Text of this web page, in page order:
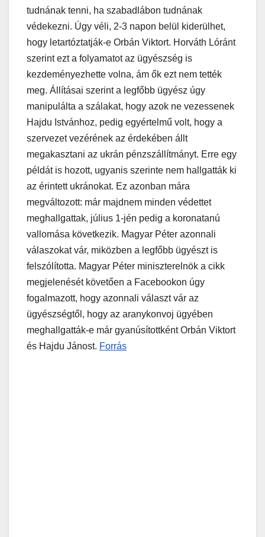
tudnának tenni, ha szabadlábon tudnának
védekezni. Úgy véli, 2-3 napon belül kiderülhet,
hogy letartóztatják-e Orbán Viktort. Horváth Lóránt
szerint ezt a folyamatot az ügyészség is
kezdeményezhette volna, ám ők ezt nem tették
meg. Állításai szerint a legfőbb ügyész úgy
manipulálta a szálakat, hogy azok ne vezessenek
Hajdu Istvánhoz, pedig egyértelmű volt, hogy a
szervezet vezérének az érdekében állt
megakasztani az ukrán pénzszállítmányt. Erre egy
példát is hozott, ugyanis szerinte nem hallgatták ki
az érintett ukránokat. Ez azonban mára
megváltozott: már majdnem minden védettet
meghallgattak, július 1-jén pedig a koronatanú
vallomása következik. Magyar Péter azonnali
válaszokat vár, miközben a legfőbb ügyészt is
felszólította. Magyar Péter miniszterelnök a cikk
megjelenését követően a Facebookon úgy
fogalmazott, hogy azonnali választ vár az
ügyészségtől, hogy az aranykonvoj ügyében
meghallgatták-e már gyanúsítottként Orbán Viktort
és Hajdu Jánost. Forrás